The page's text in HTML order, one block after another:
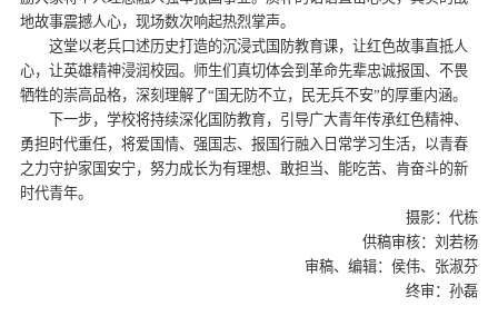
地故事震撼人心，现场数次响起热烈掌声。
这堂以老兵口述历史打造的沉浸式国防教育课，让红色故事直抵人
心，让英雄精神浸润校园。师生们真切体会到革命先辈忠诚报国、不畏
牺牲的崇高品格，深刻理解了“国无防不立，民无兵不安”的厚重内涵。
下一步，学校将持续深化国防教育，引导广大青年传承红色精神、
勇担时代重任，将爱国情、强国志、报国行融入日常学习生活，以青春
之力守护家国安宁，努力成长为有理想、敢担当、能吃苦、肯奋斗的新
时代青年。
摄影：代栋
供稿审核：刘若杨
审稿、编辑：侯伟、张淑芬
终审：孙磊